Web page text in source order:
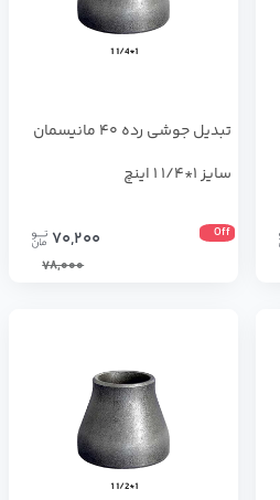
تبدیل جوشی رده 40 مانیسمان
سایز 1*1/4 1 اینچ
Off
70,200
78,000